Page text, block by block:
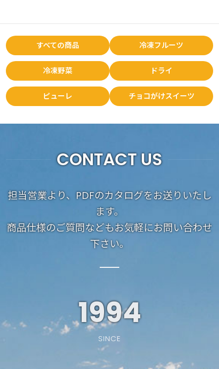
すべての商品 冷凍フルーツ
冷凍野菜 ドライ
ピューレ チョコがけスイーツ
CONTACT US
担当営業より、PDFのカタログをお送りいたし
ます。
商品仕様のご質問などもお気軽にお問い合わせ
下さい。
1994
SINCE